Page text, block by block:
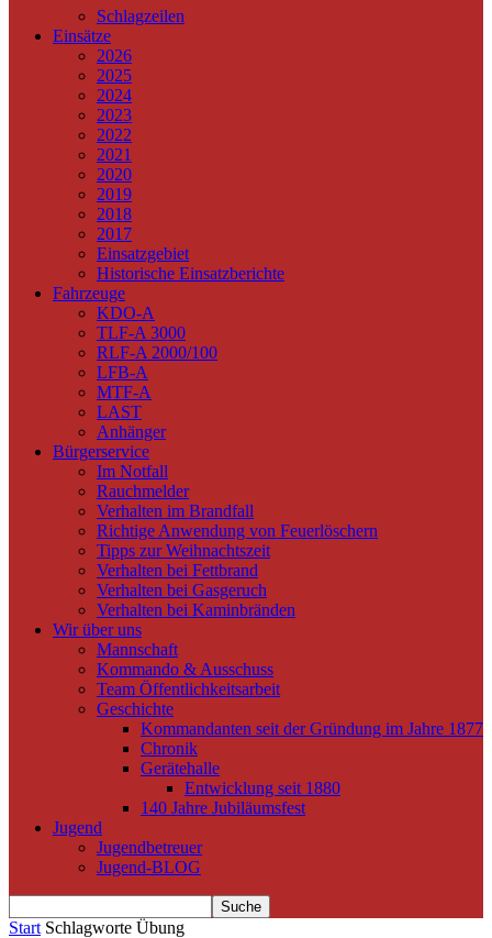
Schlagzeilen
Einsätze
2026
2025
2024
2023
2022
2021
2020
2019
2018
2017
Einsatzgebiet
Historische Einsatzberichte
Fahrzeuge
KDO-A
TLF-A 3000
RLF-A 2000/100
LFB-A
MTF-A
LAST
Anhänger
Bürgerservice
Im Notfall
Rauchmelder
Verhalten im Brandfall
Richtige Anwendung von Feuerlöschern
Tipps zur Weihnachtszeit
Verhalten bei Fettbrand
Verhalten bei Gasgeruch
Verhalten bei Kaminbränden
Wir über uns
Mannschaft
Kommando & Ausschuss
Team Öffentlichkeitsarbeit
Geschichte
Kommandanten seit der Gründung im Jahre 1877
Chronik
Gerätehalle
Entwicklung seit 1880
140 Jahre Jubiläumsfest
Jugend
Jugendbetreuer
Jugend-BLOG
Start Schlagworte Übung